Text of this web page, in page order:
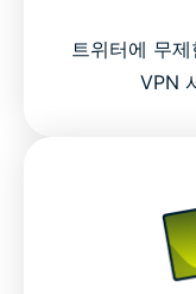
트위터에 무
VPN